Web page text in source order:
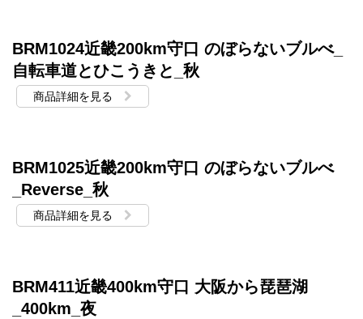
BRM1024近畿200km守口 のぼらないブルべ_
自転車道とひこうきと_秋
商品詳細を見る
BRM1025近畿200km守口 のぼらないブルべ
_Reverse_秋
商品詳細を見る
BRM411近畿400km守口 大阪から琵琶湖
_400km_夜